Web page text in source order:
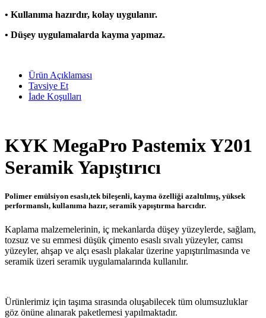
• Kullanıma hazırdır, kolay uygulanır.
• Düşey uygulamalarda kayma yapmaz.
Ürün Açıklaması
Tavsiye Et
İade Koşulları
KYK MegaPro Pastemix Y201
Seramik Yapıştırıcı
Polimer emülsiyon esaslı,tek bileşenli, kayma özelliği azaltılmış, yüksek
performanslı, kullanıma hazır, seramik yapıştırma harcıdır.
Kaplama malzemelerinin, iç mekanlarda düşey yüzeylerde, sağlam,
tozsuz ve su emmesi düşük çimento esaslı sıvalı yüzeyler, camsı
yüzeyler, ahşap ve alçı esaslı plakalar üzerine yapıştırılmasında ve
seramik üzeri seramik uygulamalarında kullanılır.
Ürünlerimiz için taşıma sırasında oluşabilecek tüm olumsuzluklar
göz önüne alınarak paketlemesi yapılmaktadır.